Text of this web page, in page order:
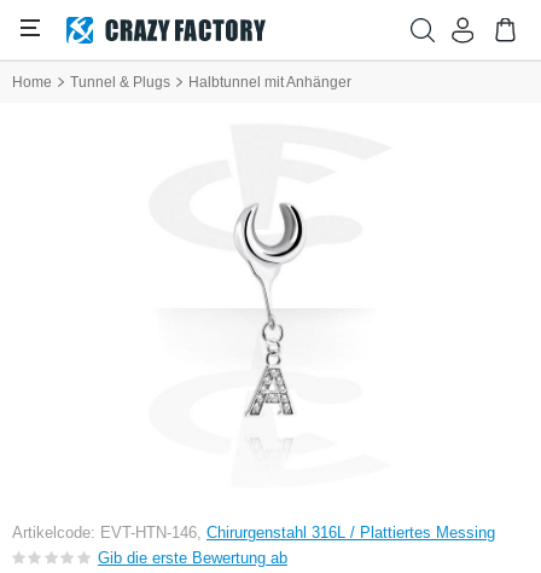
Home Tunnel & Plugs Halbtunnel mit Anhänger
Artikelcode: EVT-HTN-146, Chirurgenstahl 316L / Plattiertes Messing
Gib die erste Bewertung ab